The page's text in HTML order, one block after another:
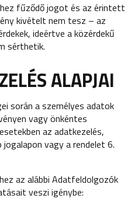
fűződő jogot és az érintett
kivételt nem tesz – az
ideértve a közérdekű
sérthetik.
ALAPJAI
során a személyes adatok
vagy önkéntes
az adatkezelés,
vagy a rendelet 6.
az alábbi Adatfeldolgozók
veszi igénybe: